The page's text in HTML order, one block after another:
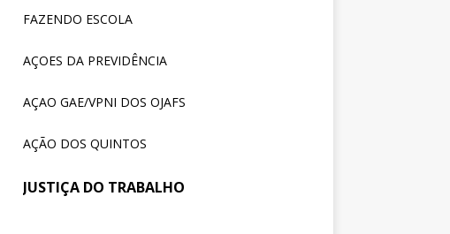
FAZENDO ESCOLA
AÇOES DA PREVIDÊNCIA
AÇAO GAE/VPNI DOS OJAFS
AÇÃO DOS QUINTOS
JUSTIÇA DO TRABALHO